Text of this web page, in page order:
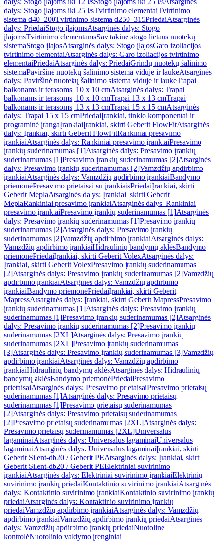
dalys: Stogo įlajoms iki 12 l/sStogo įlajoms iki 25 l/sAtsarginės
dalys: Stogo įlajoms iki 25 l/sTvirtinimo elementaiTvirtinimo
sistema d40–200Tvirtinimo sistema d250–315PriedaiAtsarginės
dalys: PriedaiStogo įlajomsAtsarginės dalys: Stogo
įlajomsTvirtinimo elementamsSavitakinė stogo lietaus nuotekų
sistemaStogo įlajosAtsarginės dalys: Stogo įlajosGaro izoliacijos
tvirtinimo elementaiAtsarginės dalys: Garo izoliacijos tvirtinimo
elementaiPriedaiAtsarginės dalys: PriedaiGrindų nuotekų šalinimo
sistemaPaviršinė nuotekų šalinimo sistema viduje ir laukeAtsarginės
dalys: Paviršinė nuotekų šalinimo sistema viduje ir laukeTrapai
balkonams ir terasoms, 10 x 10 cmAtsarginės dalys: Trapai
balkonams ir terasoms, 10 x 10 cmTrapai 13 x 13 cmTrapai
balkonams ir terasoms, 13 x 13 cmTrapai 15 x 15 cmAtsarginės
dalys: Trapai 15 x 15 cmPriedaiĮrankiai, tinklo komponentai ir
programinė įrangaĮrankiaiĮrankiai, skirti Geberit FlowFitAtsarginės
dalys: Įrankiai, skirti Geberit FlowFitRankiniai presavimo
įrankiaiAtsarginės dalys: Rankiniai presavimo įrankiaiPresavimo
įrankių suderinamumas [1]Atsarginės dalys: Presavimo įrankių
suderinamumas [1]Presavimo įrankių suderinamumas [2]Atsarginės
dalys: Presavimo įrankių suderinamumas [2]Vamzdžių apdirbimo
įrankiaiAtsarginės dalys: Vamzdžių apdirbimo įrankiaiBandymo
priemonėPresavimo prietaisai su įrankiaisPriedaiĮrankiai, skirti
Geberit MeplaAtsarginės dalys: Įrankiai, skirti Geberit
MeplaRankiniai presavimo įrankiaiAtsarginės dalys: Rankiniai
presavimo įrankiaiPresavimo įrankių suderinamumas [1]Atsarginės
dalys: Presavimo įrankių suderinamumas [1]Presavimo įrankių
suderinamumas [2]Atsarginės dalys: Presavimo įrankių
suderinamumas [2]Vamzdžių apdirbimo įrankiaiAtsarginės dalys:
Vamzdžių apdirbimo įrankiaiHidraulinių bandymų aklėsBandymo
priemonėPriedaiĮrankiai, skirti Geberit VolexAtsarginės dalys:
Įrankiai, skirti Geberit VolexPresavimo įrankių suderinamumas
[2]Atsarginės dalys: Presavimo įrankių suderinamumas [2]Vamzdžių
apdirbimo įrankiaiAtsarginės dalys: Vamzdžių apdirbimo
įrankiaiBandymo priemonėPriedaiĮrankiai, skirti Geberit
MapressAtsarginės dalys: Įrankiai, skirti Geberit MapressPresavimo
įrankių suderinamumas [1]Atsarginės dalys: Presavimo įrankių
suderinamumas [1]Presavimo įrankių suderinamumas [2]Atsarginės
dalys: Presavimo įrankių suderinamumas [2]Presavimo įrankių
suderinamumas [2XL]Atsarginės dalys: Presavimo įrankių
suderinamumas [2XL]Presavimo įrankių suderinamumas
[3]Atsarginės dalys: Presavimo įrankių suderinamumas [3]Vamzdžių
apdirbimo įrankiaiAtsarginės dalys: Vamzdžių apdirbimo
įrankiaiHidraulinių bandymų aklėsAtsarginės dalys: Hidraulinių
bandymų aklėsBandymo priemonėPriedaiPresavimo
prietaisaiAtsarginės dalys: Presavimo prietaisaiPresavimo prietaisų
suderinamumas [1]Atsarginės dalys: Presavimo prietaisų
suderinamumas [1]Presavimo prietaisų suderinamumas
[2]Atsarginės dalys: Presavimo prietaisų suderinamumas
[2]Presavimo prietaisų suderinamumas [2XL]Atsarginės dalys:
Presavimo prietaisų suderinamumas [2XL]Universalūs
lagaminaiAtsarginės dalys: Universalūs lagaminaiUniversalūs
lagaminaiAtsarginės dalys: Universalūs lagaminaiĮrankiai, skirti
Geberit Silent-db20 / Geberit PEAtsarginės dalys: Įrankiai, skirti
Geberit Silent-db20 / Geberit PEElektriniai suvirinimo
įrankiaiAtsarginės dalys: Elektriniai suvirinimo įrankiaiElektrinių
suvirinimo įrankių priedaiKontaktinio suvirinimo įrankiaiAtsarginės
dalys: Kontaktinio suvirinimo įrankiaiKontaktinio suvirinimo įrankių
priedaiAtsarginės dalys: Kontaktinio suvirinimo įrankių
priedaiVamzdžių apdirbimo įrankiaiAtsarginės dalys: Vamzdžių
apdirbimo įrankiaiVamzdžių apdirbimo įrankių priedaiAtsarginės
dalys: Vamzdžių apdirbimo įrankių priedaiNuotolinė
kontrolėNuotolinio valdymo įrenginiai